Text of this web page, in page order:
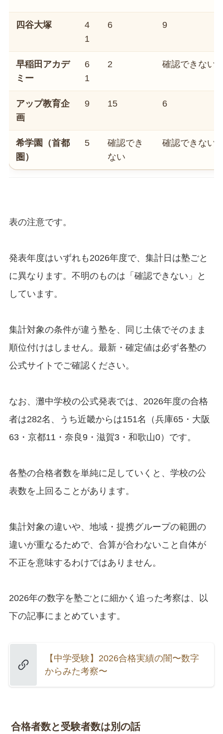
四谷大塚
4
1
6 9
早稲田アカデ
ミー
6
1
2 確認できない
アップ教育企
画
9 15 6
希学園（首都
圏）
5
確認でき
ない
確認できない
表の注意です。
発表年度はいずれも2026年度で、集計日は塾ごと
に異なります。不明のものは「確認できない」と
しています。
集計対象の条件が違う塾を、同じ土俵でそのまま
順位付けはしません。最新・確定値は必ず各塾の
公式サイトでご確認ください。
なお、灘中学校の公式発表では、2026年度の合格
者は282名、うち近畿からは151名（兵庫65・大阪
63・京都11・奈良9・滋賀3・和歌山0）です。
各塾の合格者数を単純に足していくと、学校の公
表数を上回ることがあります。
集計対象の違いや、地域・提携グループの範囲の
違いが重なるためで、合算が合わないこと自体が
不正を意味するわけではありません。
2026年の数字を塾ごとに細かく追った考察は、以
下の記事にまとめています。
【中学受験】2026合格実績の闇〜数字
からみた考察〜
合格者数と受験者数は別の話